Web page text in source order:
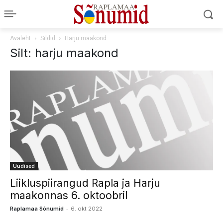
Avaleht Sildid Harju maakond
Silt: harju maakond
Uudised
Liikluspiirangud Rapla ja Harju
maakonnas 6. oktoobril
Raplamaa Sõnumid - 6. okt 2022